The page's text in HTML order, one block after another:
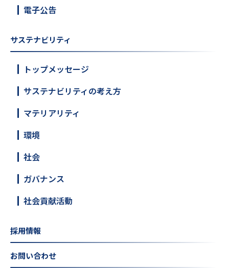
電子公告
サステナビリティ
トップメッセージ
サステナビリティの考え方
マテリアリティ
環境
社会
ガバナンス
社会貢献活動
採用情報
お問い合わせ